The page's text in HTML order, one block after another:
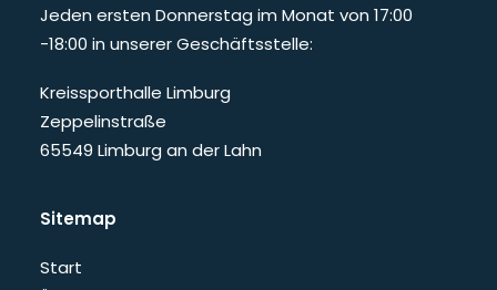
Jeden ersten Donnerstag im Monat von 17:00
-18:00 in unserer Geschäftsstelle:
Kreissporthalle Limburg
Zeppelinstraße
65549 Limburg an der Lahn
Sitemap
Start